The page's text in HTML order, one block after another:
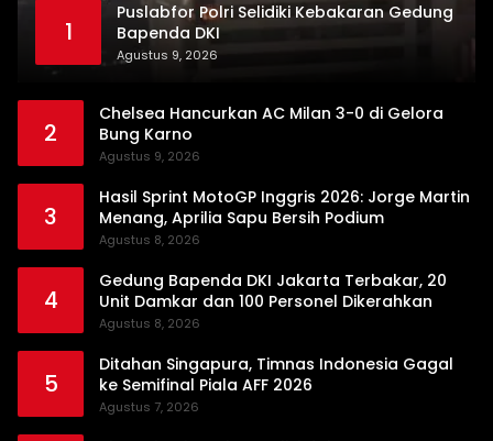
1
Puslabfor Polri Selidiki Kebakaran Gedung
Bapenda DKI
Agustus 9, 2026
2
Chelsea Hancurkan AC Milan 3-0 di Gelora
Bung Karno
Agustus 9, 2026
3
Hasil Sprint MotoGP Inggris 2026: Jorge Martin
Menang, Aprilia Sapu Bersih Podium
Agustus 8, 2026
4
Gedung Bapenda DKI Jakarta Terbakar, 20
Unit Damkar dan 100 Personel Dikerahkan
Agustus 8, 2026
5
Ditahan Singapura, Timnas Indonesia Gagal
ke Semifinal Piala AFF 2026
Agustus 7, 2026